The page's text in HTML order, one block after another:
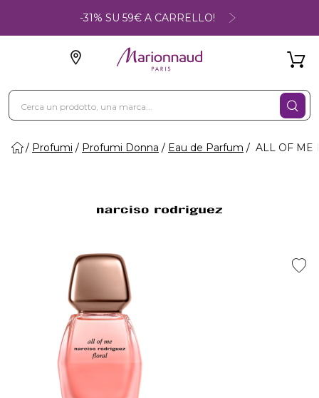
-31% SU 59€ A CARRELLO!
Profumi Profumi Donna Eau de Parfum ALL OF ME